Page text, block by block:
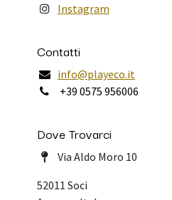
Instagram
Contatti
info@playeco.it
+39 0575 956006
Dove Trovarci
Via Aldo Moro 10
52011 Soci